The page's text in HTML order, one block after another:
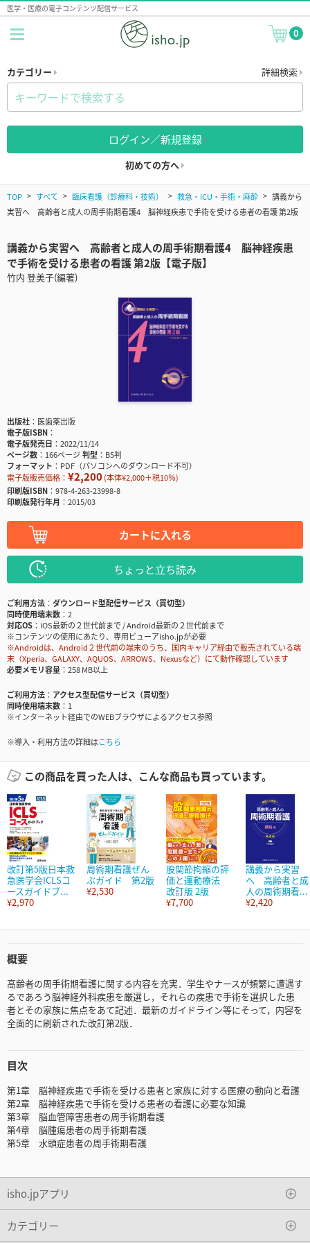
医学・医療の電子コンテンツ配信サービス
0
カテゴリー 詳細検索
ログイン／新規登録
初めての方へ
TOP すべて 臨床看護（診療科・技術） 救急・ICU・手術・麻酔
講義から
実習へ 高齢者と成人の周手術期看護4 脳神経疾患で手術を受ける患者の看護 第2版
講義から実習へ 高齢者と成人の周手術期看護4 脳神経疾患
で手術を受ける患者の看護 第2版【電子版】
竹内 登美子(編著)
出版社
医歯薬出版
電子版ISBN
電子版発売日
2022/11/14
ページ数
166ページ判型
B5判
フォーマット
PDF（パソコンへのダウンロード不可）
電子版販売価格： ¥2,200(本体¥2,000＋税10％)
印刷版ISBN
978-4-263-23998-8
印刷版発行年月
2015/03
カートに入れる
ちょっと立ち読み
ご利用方法
ダウンロード型配信サービス（買切型）
同時使用端末数
2
対応OS
iOS最新の２世代前まで / Android最新の２世代前まで
※コンテンツの使用にあたり、専用ビューアisho.jpが必要
※Androidは、Android２世代前の端末のうち、国内キャリア経由で販売されている端
末（Xperia、GALAXY、AQUOS、ARROWS、Nexusなど）にて動作確認しています
必要メモリ容量
258 MB以上
ご利用方法
アクセス型配信サービス（買切型）
同時使用端末数
1
※インターネット経由でのWEBブラウザによるアクセス参照
※導入・利用方法の詳細はこちら
この商品を買った人は、こんな商品も買っています。
改訂第5版日本救
急医学会ICLSコ
ースガイドブ...
¥2,970
周術期看護ぜん
ぶガイド 第2版
¥2,530
股関節拘縮の評
価と運動療法
改訂版 2版
¥7,700
講義から実習
へ 高齢者と成
人の周術期看...
¥2,420
概要
高齢者の周手術期看護に関する内容を充実．学生やナースが頻繁に遭遇す
るであろう脳神経外科疾患を厳選し，それらの疾患で手術を選択した患
者とその家族に焦点をあて記述．最新のガイドライン等にそって，内容を
全面的に刷新された改訂第2版．
目次
第1章 脳神経疾患で手術を受ける患者と家族に対する医療の動向と看護
第2章 脳神経疾患で手術を受ける患者の看護に必要な知識
第3章 脳血管障害患者の周手術期看護
第4章 脳腫瘍患者の周手術期看護
第5章 水頭症患者の周手術期看護
isho.jpアプリ
カテゴリー